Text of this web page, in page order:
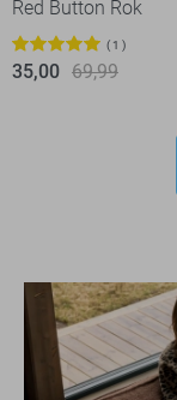
Red Button Rok
1
35,00 69,99